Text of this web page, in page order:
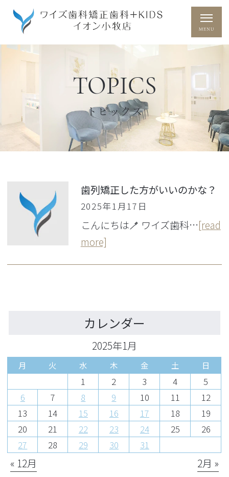
TOPICS
トピックス
歯列矯正した方がいいのかな？
2025年1月17日
こんにちは🪥 ワイズ歯科…[read
more]
カレンダー
2025年1月
月 火 水 木 金 土 日
1 2 3 4
5
6
7 8 9 10 11
12
13
14 15 16 17 18
19
20
21 22 23 24 25
26
27
28 29 30 31
« 12月 2月 »